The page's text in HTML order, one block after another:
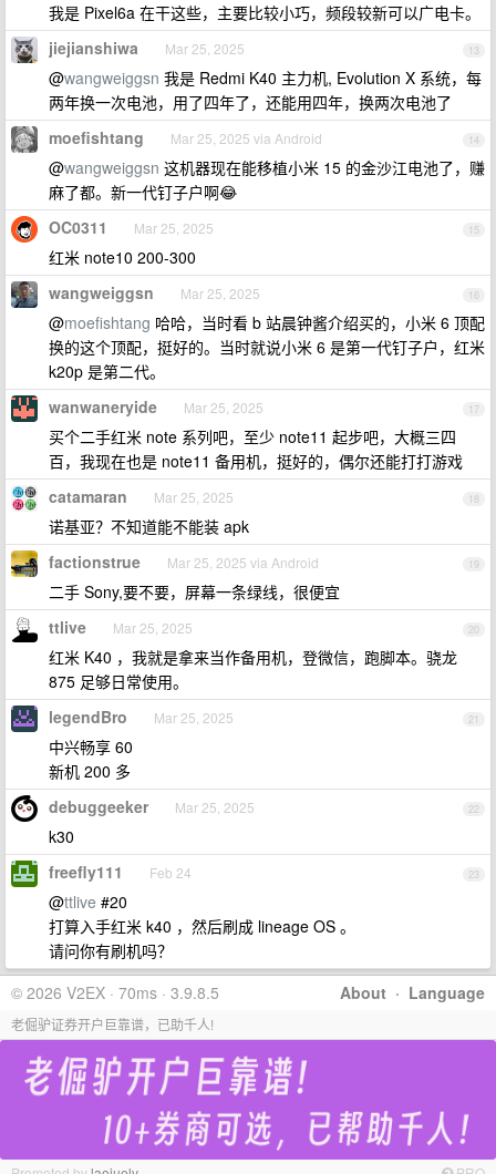
我是 Pixel6a 在干这些，主要比较小巧，频段较新可以广电卡。
13
jiejianshiwa Mar 25, 2025
@wangweiggsn 我是 Redmi K40 主力机, Evolution X 系统，每
两年换一次电池，用了四年了，还能用四年，换两次电池了
14
moefishtang Mar 25, 2025 via Android
@wangweiggsn 这机器现在能移植小米 15 的金沙江电池了，赚
麻了都。新一代钉子户啊😂
15
OC0311 Mar 25, 2025
红米 note10 200-300
16
wangweiggsn Mar 25, 2025
@moefishtang 哈哈，当时看 b 站晨钟酱介绍买的，小米 6 顶配
换的这个顶配，挺好的。当时就说小米 6 是第一代钉子户，红米
k20p 是第二代。
17
wanwaneryide Mar 25, 2025
买个二手红米 note 系列吧，至少 note11 起步吧，大概三四
百，我现在也是 note11 备用机，挺好的，偶尔还能打打游戏
18
catamaran Mar 25, 2025
诺基亚？不知道能不能装 apk
19
factionstrue Mar 25, 2025 via Android
二手 Sony,要不要，屏幕一条绿线，很便宜
20
ttlive Mar 25, 2025
红米 K40 ，我就是拿来当作备用机，登微信，跑脚本。骁龙
875 足够日常使用。
21
legendBro Mar 25, 2025
中兴畅享 60
新机 200 多
22
debuggeeker Mar 25, 2025
k30
23
freefly111 Feb 24
@ttlive #20
打算入手红米 k40 ，然后刷成 lineage OS 。
请问你有刷机吗？
About · Language
© 2026 V2EX · 70ms · 3.9.8.5
老倔驴证券开户巨靠谱，已助千人!